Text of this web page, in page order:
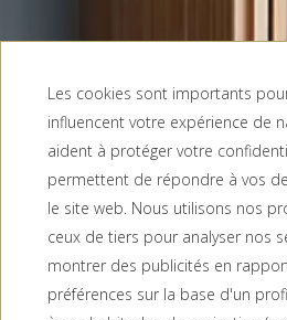
Les cookies sont importants
influencent votre expérience de
aident à protéger votre
permettent de répondre à vos
le site web. Nous utilisons nos
ceux de tiers pour analyser nos
montrer des publicités en
préférences sur la base d'un